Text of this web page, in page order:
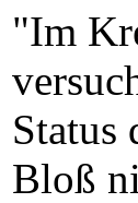
"Im
Status
Bloß